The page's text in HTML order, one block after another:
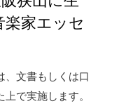
楽家エッセ
文書もしくは口
で実施します。